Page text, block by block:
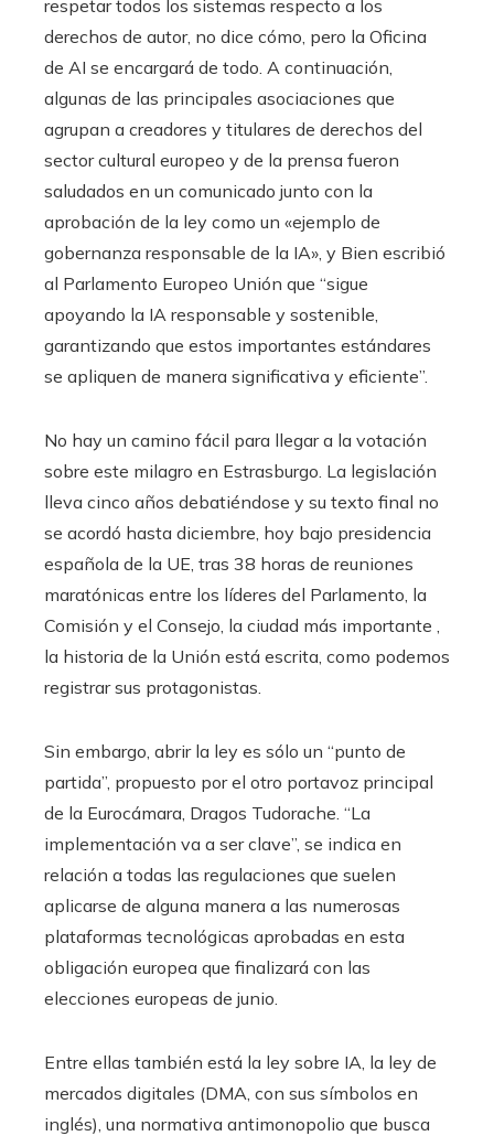
respetar todos los sistemas respecto a los
derechos de autor, no dice cómo, pero la Oficina
de AI se encargará de todo. A continuación,
algunas de las principales asociaciones que
agrupan a creadores y titulares de derechos del
sector cultural europeo y de la prensa fueron
saludados en un comunicado junto con la
aprobación de la ley como un «ejemplo de
gobernanza responsable de la IA», y Bien escribió
al Parlamento Europeo Unión que “sigue
apoyando la IA responsable y sostenible,
garantizando que estos importantes estándares
se apliquen de manera significativa y eficiente”.
No hay un camino fácil para llegar a la votación
sobre este milagro en Estrasburgo. La legislación
lleva cinco años debatiéndose y su texto final no
se acordó hasta diciembre, hoy bajo presidencia
española de la UE, tras 38 horas de reuniones
maratónicas entre los líderes del Parlamento, la
Comisión y el Consejo, la ciudad más importante ,
la historia de la Unión está escrita, como podemos
registrar sus protagonistas.
Sin embargo, abrir la ley es sólo un “punto de
partida”, propuesto por el otro portavoz principal
de la Eurocámara, Dragos Tudorache. “La
implementación va a ser clave”, se indica en
relación a todas las regulaciones que suelen
aplicarse de alguna manera a las numerosas
plataformas tecnológicas aprobadas en esta
obligación europea que finalizará con las
elecciones europeas de junio.
Entre ellas también está la ley sobre IA, la ley de
mercados digitales (DMA, con sus símbolos en
inglés), una normativa antimonopolio que busca